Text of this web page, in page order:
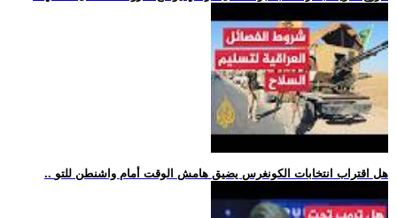
.. هل اقتراب انتخابات الكونغرس يضيق هامش الوقت أمام واشنطن للتو